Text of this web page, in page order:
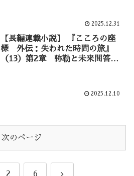
2025.12.31
【長編連載小説】 『こころの座
標 外伝：失われた時間の旅』
（13）第2章 弥勒と未来問答
2025.12.10
次のページ
2 6 次